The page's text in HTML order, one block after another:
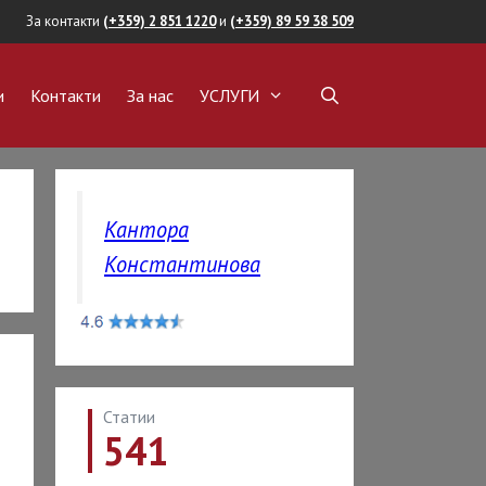
За контакти (+359) 2 851 1220и (+359) 89 59 38 509
Контакти За нас УСЛУГИ
ИМОТИ
на имот
Кантора
Константинова
Статии
541